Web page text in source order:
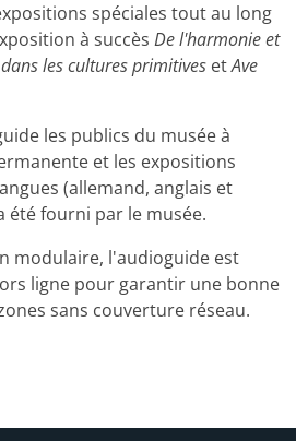
spéciales tout au long
à succès De l'harmonie et
les cultures primitives etAve
les publics du musée à
et les expositions
(allemand, anglais et
été fourni par le musée.
modulaire, l'audioguide est
ligne pour garantir une bonne
sans couverture réseau.